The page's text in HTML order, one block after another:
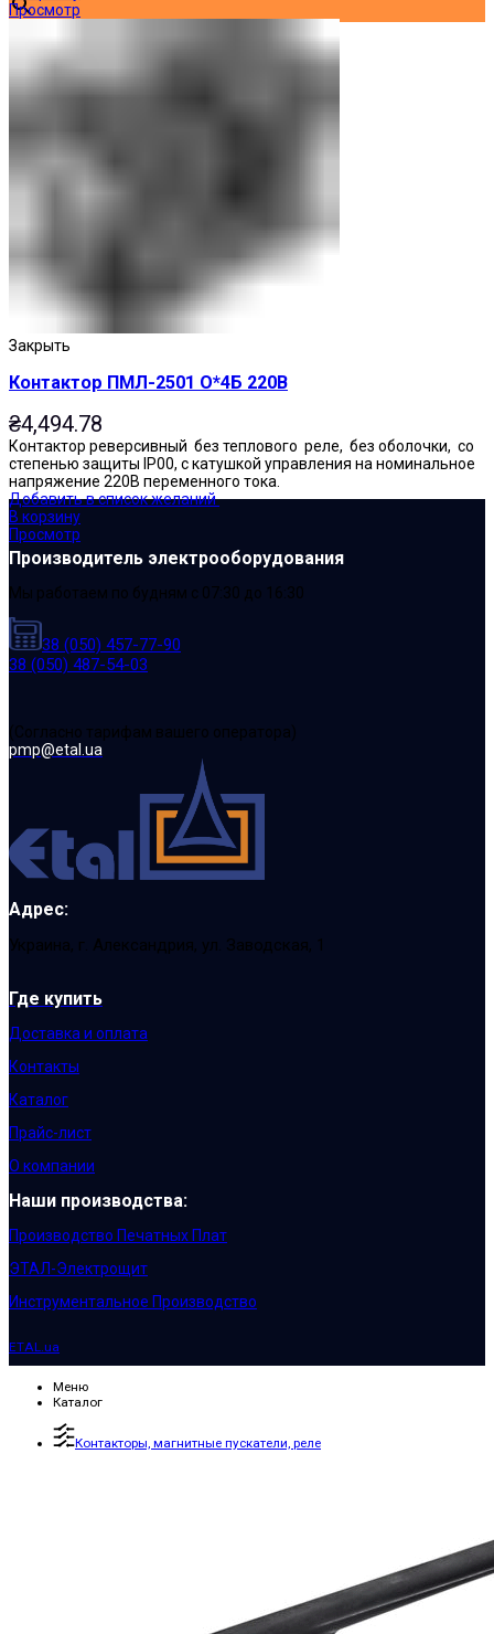
Просмотр
Закрыть
Контактор ПМЛ-2501 О*4Б 220В
₴4,494.78
Контактор реверсивный без теплового реле, без оболочки, со
степенью защиты IP00, с катушкой управления на номинальное
напряжение 220В переменного тока.
Добавить в список желаний
В корзину
Просмотр
Производитель электрооборудования
Мы работаем по будням с 07:30 до 16:30
38 (050) 457-77-90
38 (050) 487-54-03
(Cогласно тарифам вашего оператора)
pmp@etal.ua
Адрес:
Украина, г. Александрия, ул. Заводская, 1
Где купить
Доставка и оплата
Контакты
Каталог
Прайс-лист
О компании
Наши производства:
Производство Печатных Плат
ЭТАЛ-Электрощит
Инструментальное Производство
ETAL.ua
Меню
Каталог
Контакторы, магнитные пускатели, реле